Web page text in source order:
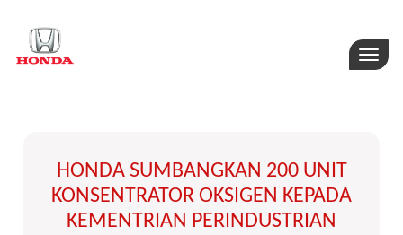
Toggle
HONDA SUMBANGKAN 200 UNIT
KONSENTRATOR OKSIGEN KEPADA
KEMENTRIAN PERINDUSTRIAN